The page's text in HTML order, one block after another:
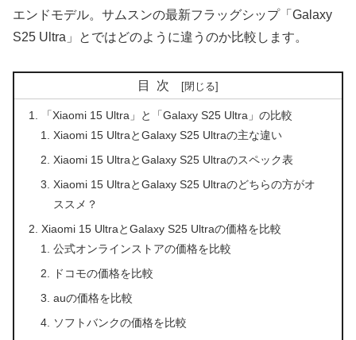
エンドモデル。サムスンの最新フラッグシップ「Galaxy
S25 Ultra」とではどのように違うのか比較します。
目次
「Xiaomi 15 Ultra」と「Galaxy S25 Ultra」の比較
Xiaomi 15 UltraとGalaxy S25 Ultraの主な違い
Xiaomi 15 UltraとGalaxy S25 Ultraのスペック表
Xiaomi 15 UltraとGalaxy S25 Ultraのどちらの方がオ
ススメ？
Xiaomi 15 UltraとGalaxy S25 Ultraの価格を比較
公式オンラインストアの価格を比較
ドコモの価格を比較
auの価格を比較
ソフトバンクの価格を比較